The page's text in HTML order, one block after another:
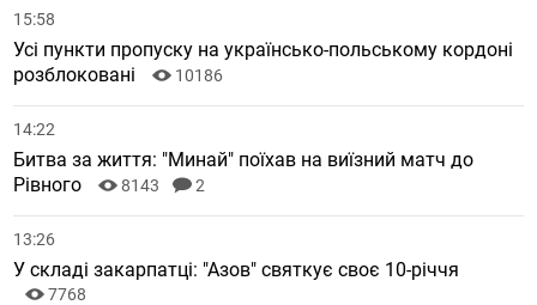
15:58
Усі пункти пропуску на українсько-польському кордоні
розблоковані
10186
14:22
Битва за життя: "Минай" поїхав на виїзний матч до
Рівного
8143 2
13:26
У складі закарпатці: "Азов" святкує своє 10-річчя
7768